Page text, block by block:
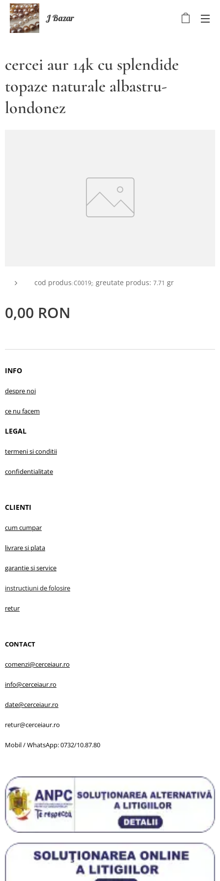
J Bazar
cercei aur 14k cu splendide
topaze naturale albastru-
londonez
cod produs:C0019;; greutate produs: 7.71 gr
0,00 RON
INFO
despre noi
ce nu facem
LEGAL
termeni si conditii
confidentialitate
CLIENTI
cum cumpar
livrare si plata
garantiesi service
instructiuni de folosire
retur
CONTACT
comenzi@cerceiaur.ro
info@cerceiaur.ro
date@cerceiaur.ro
retur@cerceiaur.ro
Mobil / WhatsApp: 0732/10.87.80